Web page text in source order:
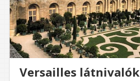
Versailles látnivalók